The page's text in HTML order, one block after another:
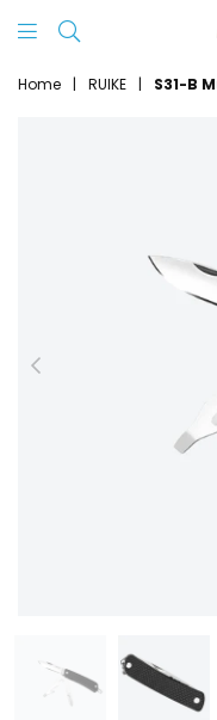
It
Home | RUIKE | S31-B